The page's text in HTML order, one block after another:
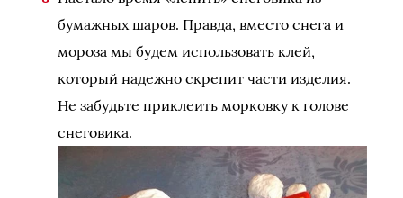
бумажных шаров. Правда, вместо снега и
мороза мы будем использовать клей,
который надежно скрепит части изделия.
Не забудьте приклеить морковку к голове
снеговика.